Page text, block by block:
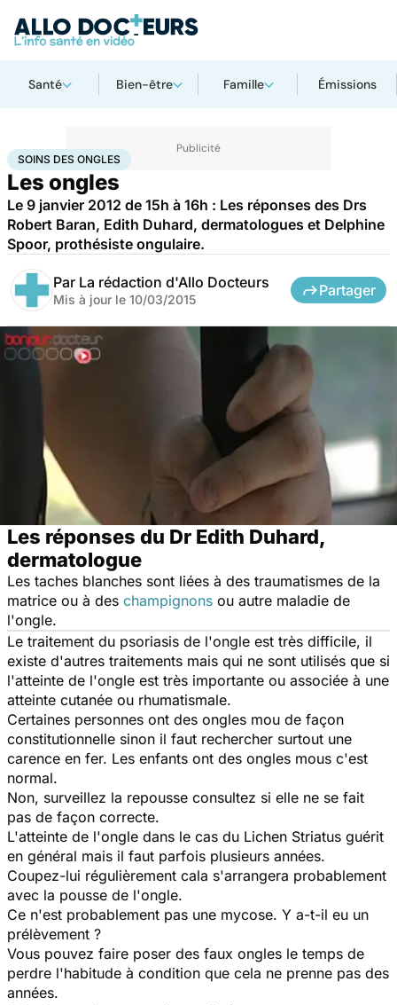
Santé Bien-être Famille Émissions
Accueil SantéSoins des ongles
SOINS DES ONGLES
Les ongles
Le 9 janvier 2012 de 15h à 16h : Les réponses des Drs
Robert Baran, Edith Duhard, dermatologues et Delphine
Spoor, prothésiste ongulaire.
Par La rédaction d'Allo Docteurs
Mis à jour le 10/03/2015
Partager
Les réponses du Dr Edith Duhard,
dermatologue
Les taches blanches sont liées à des traumatismes de la
matrice ou à des champignons ou autre maladie de
l'ongle.
Le traitement du psoriasis de l'ongle est très difficile, il
existe d'autres traitements mais qui ne sont utilisés que si
l'atteinte de l'ongle est très importante ou associée à une
atteinte cutanée ou rhumatismale.
Certaines personnes ont des ongles mou de façon
constitutionnelle sinon il faut rechercher surtout une
carence en fer. Les enfants ont des ongles mous c'est
normal.
Non, surveillez la repousse consultez si elle ne se fait
pas de façon correcte.
L'atteinte de l'ongle dans le cas du Lichen Striatus guérit
en général mais il faut parfois plusieurs années.
Coupez-lui régulièrement cala s'arrangera probablement
avec la pousse de l'ongle.
Ce n'est probablement pas une mycose. Y a-t-il eu un
prélèvement ?
Vous pouvez faire poser des faux ongles le temps de
perdre l'habitude à condition que cela ne prenne pas des
années.